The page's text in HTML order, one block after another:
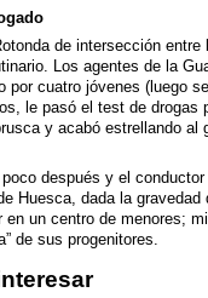
de intersección
Los agentes de la
por cuatro jóvenes (luego
le pasó el test de
y acabó estrellando
después y el
Huesca, dada la
en un centro de menores;
de sus progenitores.